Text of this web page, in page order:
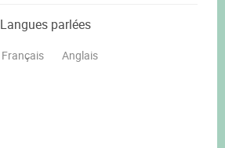
Langues parlées
Français Anglais